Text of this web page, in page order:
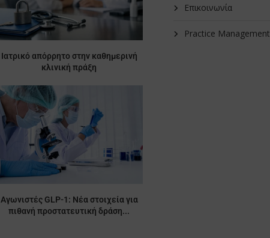
Ιατρικό απόρρητο στην καθημερινή
κλινική πράξη
Αγωνιστές GLP-1: Νέα στοιχεία για
πιθανή προστατευτική δράση...
Επικοινωνία
Practice Management